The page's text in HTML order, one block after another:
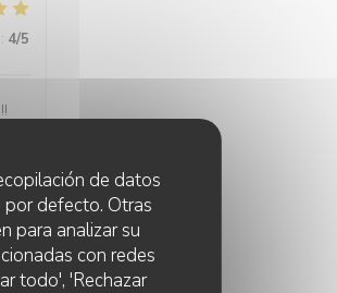
de datos
por defecto. Otras
para analizar su
con redes
todo', 'Rechazar
4/5
5/5